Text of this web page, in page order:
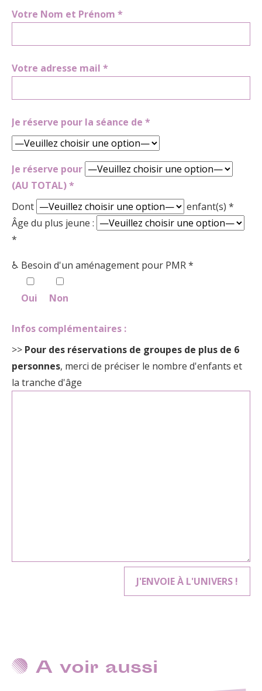
Votre Nom et Prénom *
Votre adresse mail *
Je réserve pour la séance de *
Je réserve pour
(AU TOTAL) *
Dont
enfant(s) *
Âge du plus jeune :
*
♿ Besoin d'un aménagement pour PMR *
Oui Non
Infos complémentaires :
>> Pour des réservations de groupes de plus de 6
personnes, merci de préciser le nombre d'enfants et
la tranche d'âge
A voir aussi